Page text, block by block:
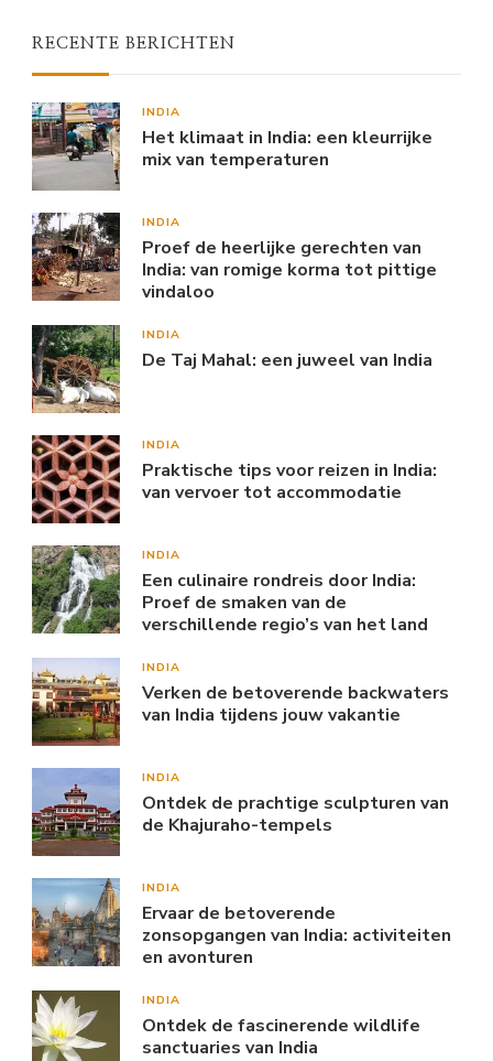
RECENTE BERICHTEN
INDIA
Het klimaat in India: een kleurrijke
mix van temperaturen
INDIA
Proef de heerlijke gerechten van
India: van romige korma tot pittige
vindaloo
INDIA
De Taj Mahal: een juweel van India
INDIA
Praktische tips voor reizen in India:
van vervoer tot accommodatie
INDIA
Een culinaire rondreis door India:
Proef de smaken van de
verschillende regio’s van het land
INDIA
Verken de betoverende backwaters
van India tijdens jouw vakantie
INDIA
Ontdek de prachtige sculpturen van
de Khajuraho-tempels
INDIA
Ervaar de betoverende
zonsopgangen van India: activiteiten
en avonturen
INDIA
Ontdek de fascinerende wildlife
sanctuaries van India